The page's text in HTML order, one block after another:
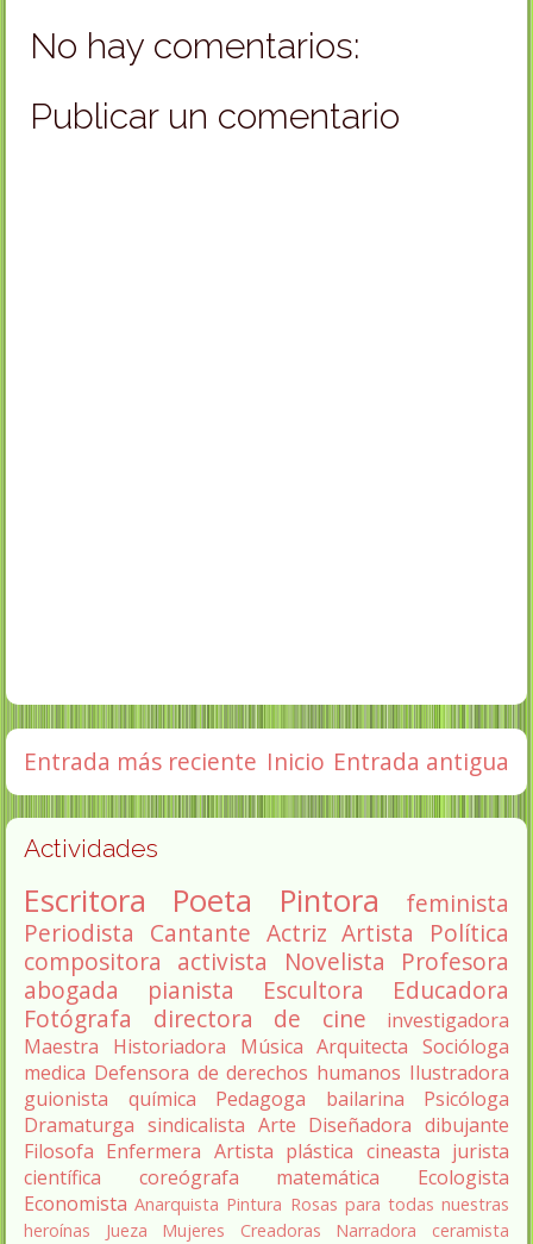
No hay comentarios:
Publicar un comentario
Entrada más reciente Entrada antigua
Inicio
Actividades
Escritora Poeta Pintora
feminista
Periodista Cantante Actriz Artista
Política
compositora activista Novelista
Profesora
abogada
pianista Escultora
Educadora
Fotógrafa
directora de cine
investigadora
Maestra
Historiadora Música Arquitecta Socióloga
medica Defensora de derechos humanos Ilustradora
guionista
química Pedagoga bailarina
Psicóloga
Dramaturga sindicalista Arte Diseñadora dibujante
Filosofa Enfermera Artista plástica cineasta jurista
científica
coreógrafa matemática
Ecologista
Economista Anarquista Pintura Rosas para todas nuestras
heroínas
Jueza Mujeres Creadoras Narradora
ceramista